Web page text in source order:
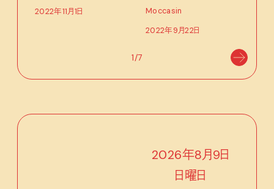
2022年11月1日
Moccasin
2022年9月22日
1/7
2026年8月9日
日曜日